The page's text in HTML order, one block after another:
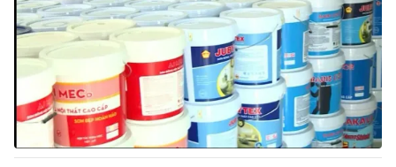
Thế giới
Tin tức
Thế giới đó đây
Câu chuyện quốc tế
Kinh tế
Tài chính
Thị trường
Dữ liệu và đời sống